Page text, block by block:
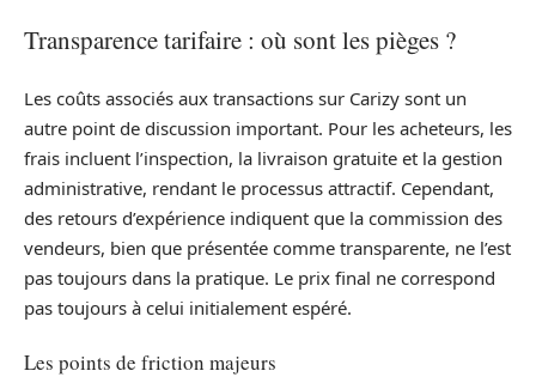
Transparence tarifaire : où sont les pièges ?
Les coûts associés aux transactions sur Carizy sont un
autre point de discussion important. Pour les acheteurs, les
frais incluent l’inspection, la livraison gratuite et la gestion
administrative, rendant le processus attractif. Cependant,
des retours d’expérience indiquent que la commission des
vendeurs, bien que présentée comme transparente, ne l’est
pas toujours dans la pratique. Le prix final ne correspond
pas toujours à celui initialement espéré.
Les points de friction majeurs